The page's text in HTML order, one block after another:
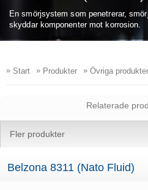
En smörjsystem som penetrerar,
skyddar komponenter mot korrosion.
» Start » Produkter » Övriga produkter
Relaterade
Fler produkter
Belzona 8311 (Nato Fluid)